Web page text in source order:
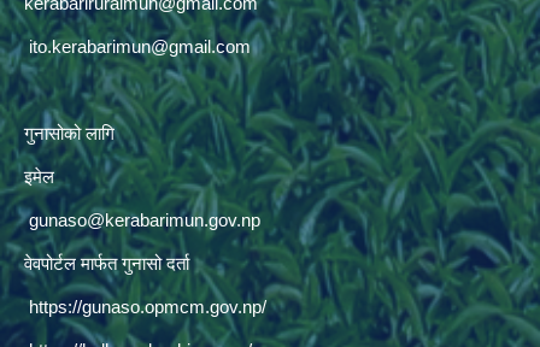
ito.kerabarimun@gmail.com
गुनासोको लागि
इमेल
gunaso@kerabarimun.gov.np
वेवपोर्टल मार्फत गुनासो दर्ता
https://gunaso.opmcm.gov.np/